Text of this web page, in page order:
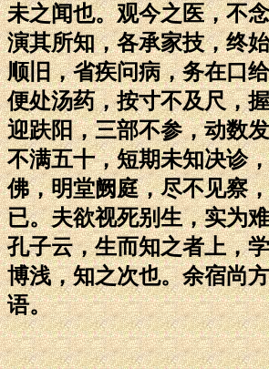
未之闻也。观今之医，不
演其所知，各承家技，终始
顺旧，省疾问病，务在口
便处汤药，按寸不及尺，
迎趺阳，三部不参，动数
不满五十，短期未知决诊
佛，明堂阙庭，尽不见察
已。夫欲视死别生，实为
孔子云，生而知之者上，
博浅，知之次也。余宿尚
语。